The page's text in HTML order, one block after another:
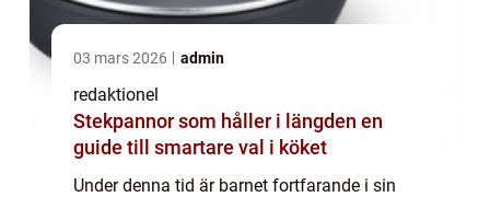
03 mars 2026 admin
redaktionel
Stekpannor som håller i längden en
guide till smartare val i köket
Under denna tid är barnet fortfarande i sin